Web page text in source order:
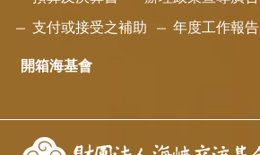
支付或接受之補助 年度工作報告
開箱海基會